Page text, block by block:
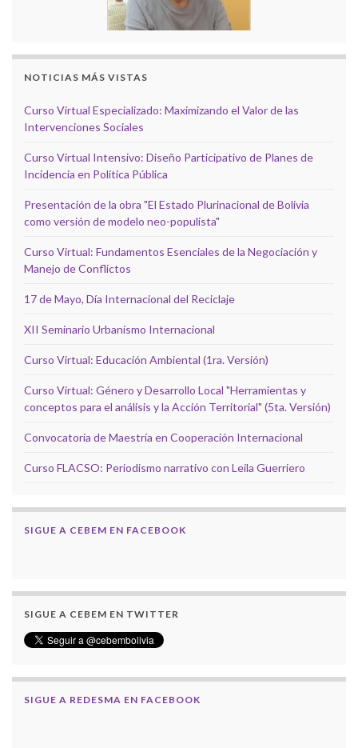
NOTICIAS MÁS VISTAS
Curso Virtual Especializado: Maximizando el Valor de las
Intervenciones Sociales
Curso Virtual Intensivo: Diseño Participativo de Planes de
Incidencia en Política Pública
Presentación de la obra "El Estado Plurinacional de Bolivia
como versión de modelo neo-populista"
Curso Virtual: Fundamentos Esenciales de la Negociación y
Manejo de Conflictos
17 de Mayo, Día Internacional del Reciclaje
XII Seminario Urbanismo Internacional
Curso Virtual: Educación Ambiental (1ra. Versión)
Curso Virtual: Género y Desarrollo Local "Herramientas y
conceptos para el análisis y la Acción Territorial" (5ta. Versión)
Convocatoria de Maestría en Cooperación Internacional
Curso FLACSO: Periodismo narrativo con Leila Guerriero
SIGUE A CEBEM EN FACEBOOK
SIGUE A CEBEM EN TWITTER
SIGUE A REDESMA EN FACEBOOK